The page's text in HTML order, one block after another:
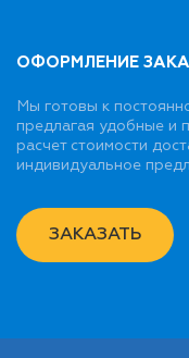
ОФОРМЛЕНИЕ
Мы готовы к
предлагая удобные и
расчет стоимости
индивидуальное
ЗАКАЗАТЬ